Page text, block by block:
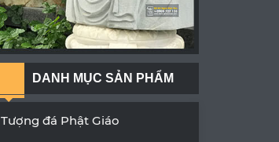
DANH MỤC SẢN PHẨM
Tượng đá Phật Giáo